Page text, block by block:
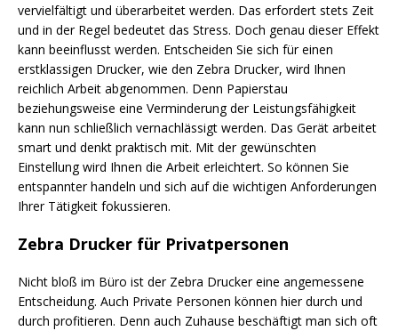
vervielfältigt und überarbeitet werden. Das erfordert stets Zeit
und in der Regel bedeutet das Stress. Doch genau dieser Effekt
kann beeinflusst werden. Entscheiden Sie sich für einen
erstklassigen Drucker, wie den Zebra Drucker, wird Ihnen
reichlich Arbeit abgenommen. Denn Papierstau
beziehungsweise eine Verminderung der Leistungsfähigkeit
kann nun schließlich vernachlässigt werden. Das Gerät arbeitet
smart und denkt praktisch mit. Mit der gewünschten
Einstellung wird Ihnen die Arbeit erleichtert. So können Sie
entspannter handeln und sich auf die wichtigen Anforderungen
Ihrer Tätigkeit fokussieren.
Zebra Drucker für Privatpersonen
Nicht bloß im Büro ist der Zebra Drucker eine angemessene
Entscheidung. Auch Private Personen können hier durch und
durch profitieren. Denn auch Zuhause beschäftigt man sich oft